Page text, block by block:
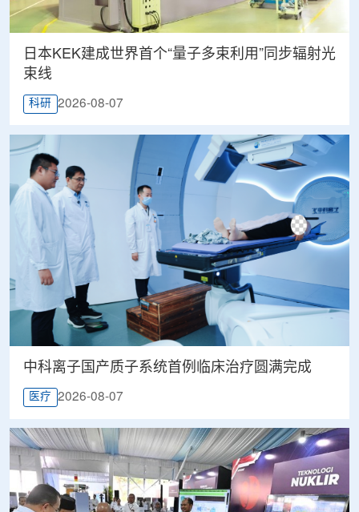
日本KEK建成世界首个“量子多束利用”同步辐射光
束线
科研 2026-08-07
中科离子国产质子系统首例临床治疗圆满完成
医疗 2026-08-07